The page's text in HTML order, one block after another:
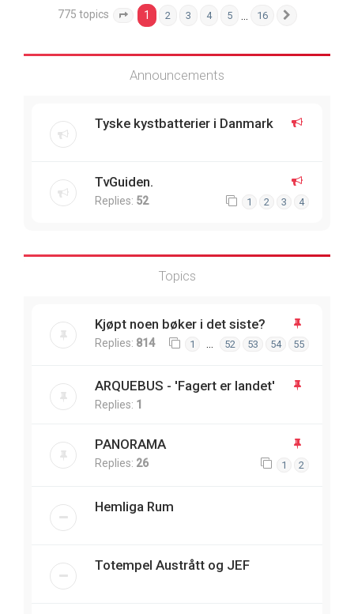
775 topics Page 1 of 16
1 2 3 4 5 16
Announcements
Tyske kystbatterier i Danmark
TvGuiden.
Replies: 52 1 2 3 4
Topics
Kjøpt noen bøker i det siste?
Replies: 814 1 … 52 53 54 55
ARQUEBUS - 'Fagert er landet'
Replies: 1
PANORAMA
Replies: 26 1 2
Hemliga Rum
Totempel Austrått og JEF